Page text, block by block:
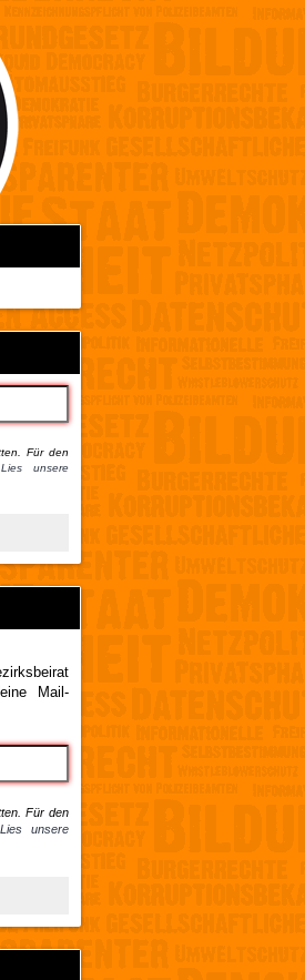
Für den
Lies unsere
Mail-
Für den
Lies unsere